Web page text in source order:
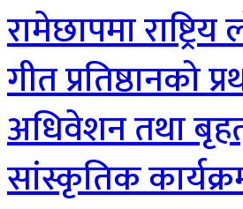
रामेछापमा
गीत प्रतिष्ठानको
अधिवेशन तथा
सांस्कृतिक